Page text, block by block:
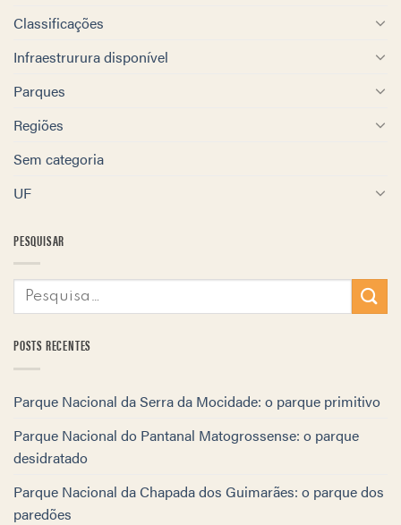
Classificações
Infraestrurura disponível
Parques
Regiões
Sem categoria
UF
PESQUISAR
POSTS RECENTES
Parque Nacional da Serra da Mocidade: o parque primitivo
Parque Nacional do Pantanal Matogrossense: o parque
desidratado
Parque Nacional da Chapada dos Guimarães: o parque dos
paredões